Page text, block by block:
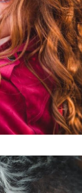
145
16
45 g
Nein
Ja